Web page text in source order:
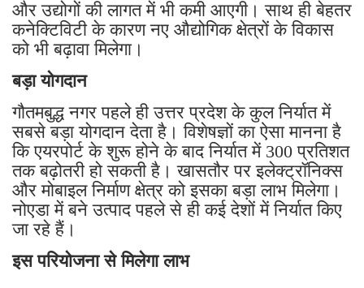
और उद्योगों की लागत में भी कमी आएगी। साथ ही बेहतर
कनेक्टिविटी के कारण नए औद्योगिक क्षेत्रों के विकास
को भी बढ़ावा मिलेगा।
बड़ा योगदान
गौतमबुद्ध नगर पहले ही उत्तर प्रदेश के कुल निर्यात में
सबसे बड़ा योगदान देता है। विशेषज्ञों का ऐसा मानना है
कि एयरपोर्ट के शुरू होने के बाद निर्यात में 300 प्रतिशत
तक बढ़ोतरी हो सकती है। खासतौर पर इलेक्ट्रॉनिक्स
और मोबाइल निर्माण क्षेत्र को इसका बड़ा लाभ मिलेगा।
नोएडा में बने उत्पाद पहले से ही कई देशों में निर्यात किए
जा रहे हैं।
इस परियोजना से मिलेगा लाभ